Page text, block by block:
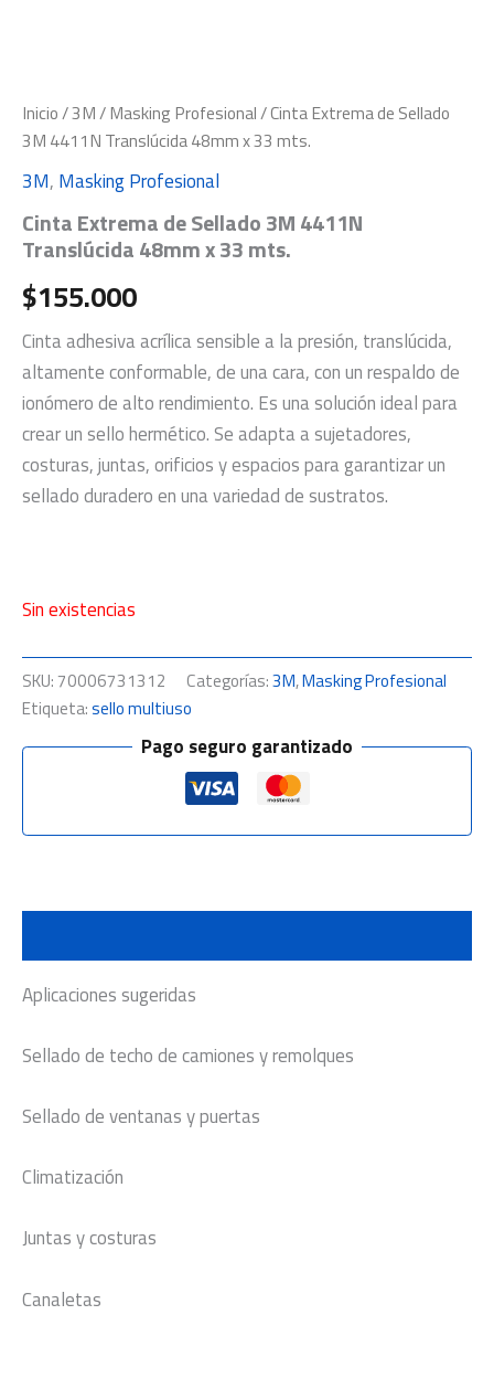
Inicio/3M/Masking Profesional/ Cinta Extrema de Sellado
3M 4411N Translúcida 48mm x 33 mts.
3M, Masking Profesional
Cinta Extrema de Sellado 3M 4411N
Translúcida 48mm x 33 mts.
$155.000
Cinta adhesiva acrílica sensible a la presión, translúcida,
altamente conformable, de una cara, con un respaldo de
ionómero de alto rendimiento. Es una solución ideal para
crear un sello hermético. Se adapta a sujetadores,
costuras, juntas, orificios y espacios para garantizar un
sellado duradero en una variedad de sustratos.
Sin existencias
SKU:70006731312 Categorías:3M,Masking Profesional
Etiqueta:sello multiuso
Pago seguro garantizado
Aplicaciones sugeridas
Sellado de techo de camiones y remolques
Sellado de ventanas y puertas
Climatización
Juntas y costuras
Canaletas